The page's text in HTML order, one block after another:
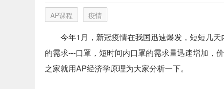
AP课程 疫情
今年1月，新冠疫情在我国迅速爆发，短短几
的需求---口罩，短时间内口罩的需求量迅速增加，
之家就用AP经济学原理为大家分析一下。